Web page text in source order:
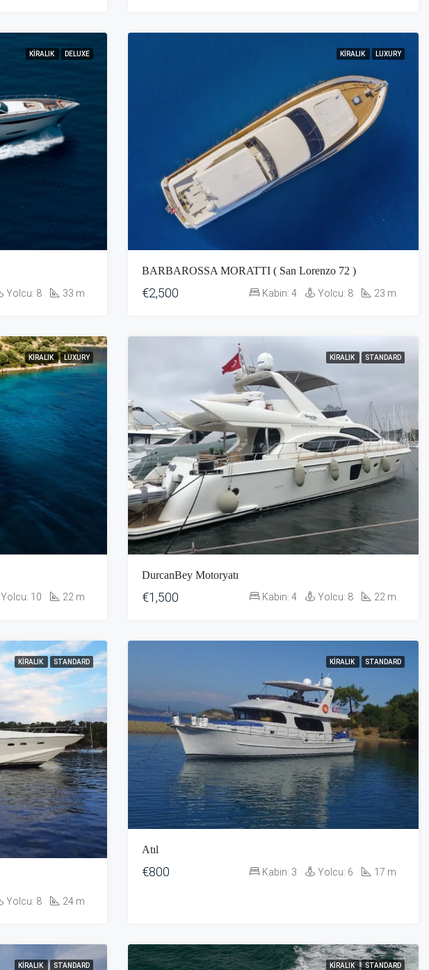
KIRALIK DELUXE
Yolcu: 8 33 m
KIRALIK LUXURY
BARBAROSSA MORATTI ( San Lorenzo 72 )
€2,500 Kabin: 4 Yolcu: 8 23 m
KIRALIK LUXURY
Yolcu: 10 22 m
KIRALIK STANDARD
DurcanBey Motoryatı
€1,500 Kabin: 4 Yolcu: 8 22 m
KIRALIK STANDARD
Yolcu: 8 24 m
KIRALIK STANDARD
Atıl
€800 Kabin: 3 Yolcu: 6 17 m
KIRALIK STANDARD KIRALIK STANDARD